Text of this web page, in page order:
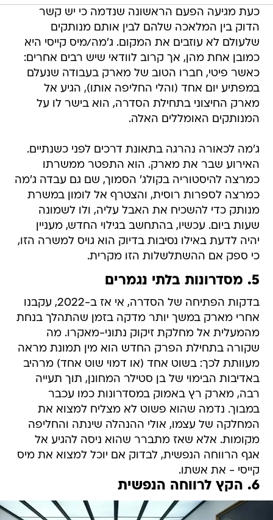
כעת מגיעה הפעם הראשונה שנדמה כי יש קשר
הדוק בין המלאכה שלהם לבין אותם מנותקים
שלעולם לא עוזבים את המקום. ג'מה/מיס קייסי היא
כמובן אחת מהן, אך קרוב לוודאי שיש רבים אחרים:
כאשר פיטי, חברו הטוב של מארק בעבודה שנעלם
במפתיע יום אחד (והלי החליפה אותו), הגיע אל
מארק החיצוני בתחילת הסדרה, הוא בישר לו על
המנותקים האומללים האלה.
ג'מה לכאורה נהרגה בתאונת דרכים לפני כשנתיים.
האירוע שבר את מארק. הוא התפטר ממשרתו
כמרצה להיסטוריה בקולג' הסמוך, שם גם עבדה ג'מה
כמרצה לספרות רוסית, והצטרף אל לומון במשרת
מנותק כדי להשכיח את האבל עליה, ולו לשמונה
שעות ביום. עכשיו, בהתחשב בגילוי החדש, מעניין
יהיה לדעת באילו נסיבות בדיוק הוא גויס למשרה הזו,
כי ספק אם ההשתלשלות הזו מקרית.
5. מסדרונות בלתי נגמרים
בדקות הפתיחה של הסדרה, אי אז ב-2022, עקבנו
אחרי מארק במשך יותר מדקה בזמן שהתהלך בנחת
מהמעלית אל מחלקת זיקוק נתוני-מאקרו. מה
שקורה בתחילת הפרק החדש הוא מין תמונת מראה
מעוותת לכך: בשוט אחד (או דמוי שוט אחד) מרהיב
באדיבות הבימוי של בן סטילר המחונן, תוך תעייה
רבה, מארק רץ באמוק במסדרונות כמו עכבר
במבוך. נדמה שהוא פשוט לא מצליח למצוא את
המחלקה של עצמו, אולי ההנהלה שינתה והחליפה
מקומות. אלא שאז מתברר שהוא ניסה להגיע אל
אגף הרווחה הנפשית, לבדוק אם יוכל למצוא את מיס
קייסי - את אשתו.
6. הקץ לרווחה הנפשית